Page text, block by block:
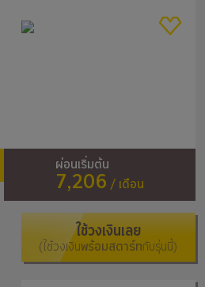
ผ่อนเริ่มต้น
7,206 / เดือน
ใช้วงเงินเลย
(ใช้วงเงินพร้อมสตาร์ทกับรุ่นนี้)